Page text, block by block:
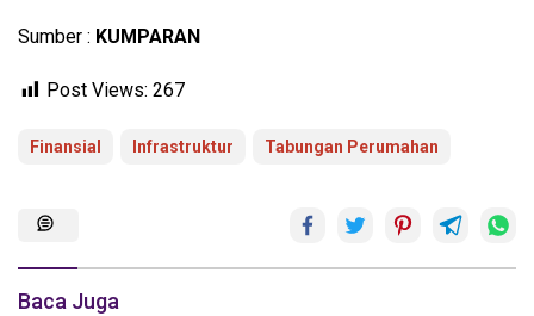
Sumber : KUMPARAN
Post Views: 267
Finansial Infrastruktur Tabungan Perumahan
Baca Juga